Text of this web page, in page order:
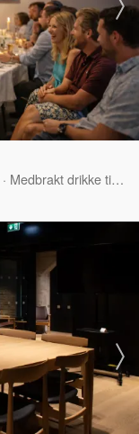
· Medbrakt drikke tillatt